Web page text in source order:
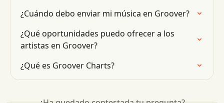
¿Cuándo debo enviar mi música en Groover?
¿Qué oportunidades puedo ofrecer a los
artistas en Groover?
¿Qué es Groover Charts?